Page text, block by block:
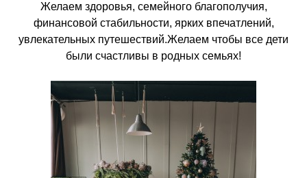
Желаем здоровья, семейного благополучия,
финансовой стабильности, ярких впечатлений,
увлекательных путешествий.Желаем чтобы все дети
были счастливы в родных семьях!